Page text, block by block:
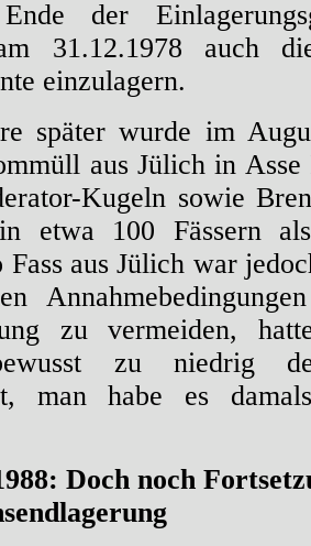
der
31.12.1978 auch
einzulagern.
später wurde im
aus Jülich in
Kugeln sowie
in etwa 100 Fässern
aus Jülich war
zu vermeiden,
zu niedrig
man habe es
Doch noch